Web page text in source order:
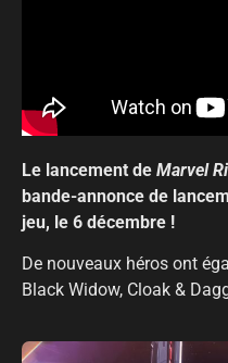
Le lancement de Marvel
bande-annonce de
jeu, le 6 décembre !
De nouveaux héros ont
Black Widow, Cloak &